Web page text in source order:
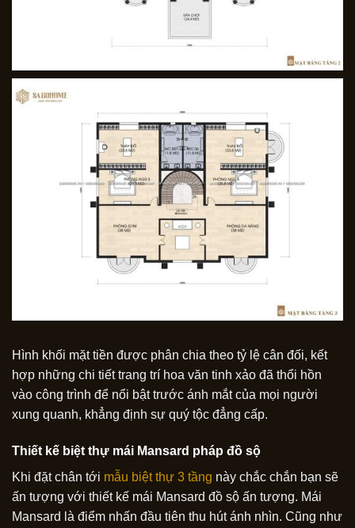
Hình khối mặt tiền được phân chia theo tỷ lệ cân đối, kết
hợp những chi tiết trang trí hoa văn tinh xảo đã thổi hồn
vào công trình để nổi bật trước ánh mắt của mọi người
xung quanh, khẳng định sự quý tộc đẳng cấp.
Thiết kế biệt thự mái Mansard pháp đồ sộ
Khi đặt chân tới mẫu biệt thự 3 tầng này chắc chắn bạn sẽ
ấn tượng với thiết kế mái Mansard đồ sộ ấn tượng. Mái
Mansard là điểm nhấn đầu tiên thu hút ánh nhìn. Cũng như